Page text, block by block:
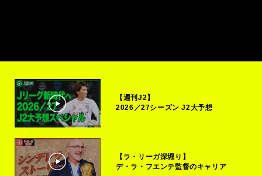
【週刊J2】
2026／27シーズン J2大予想
【ラ・リーガ深堀り】
デ・ラ・フエンテ監督のキャリア